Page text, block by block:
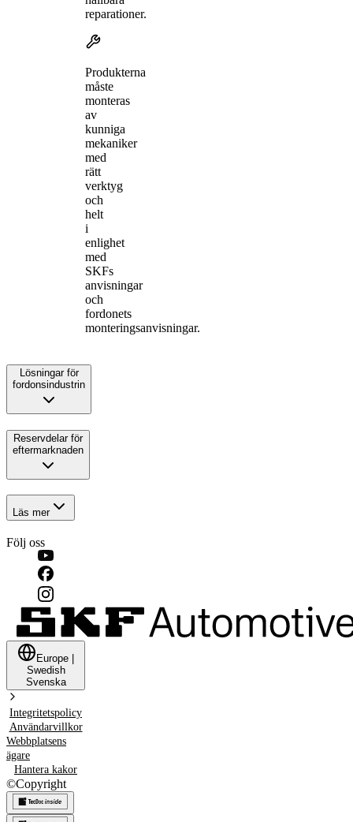
reparationer.
Produkterna
måste
monteras
av
kunniga
mekaniker
med
rätt
verktyg
och
helt
i
enlighet
med
SKFs
anvisningar
och
fordonets
monteringsanvisningar.
Lösningar för
fordonsindustrin
Reservdelar för
eftermarknaden
Läs mer
Följ oss
Europe
Swedish
Svenska
Integritetspolicy
Användarvillkor
Webbplatsens
ägare
Hantera kakor
©Copyright